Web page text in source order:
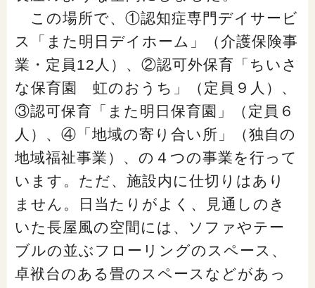
この場所で、①認知症専門デイサービ
ス「また明日デイホーム」（介護保険事
業・定員12人）、②認可外保育「ちいさ
な保育園 虹のおうち」（定員９人）、
③認可保育「また明日保育園」（定員６
人）、④「地域の寄り合い所」（独自の
地域福祉事業）、の４つの事業を行って
います。ただ、施設内に仕切りはあり
ません。日当たりがよく、見通しのき
いた長屋風の空間には、ソファやテー
ブルの並ぶフローリングのスペース、
卓袱台のある畳のスペースなどがあっ